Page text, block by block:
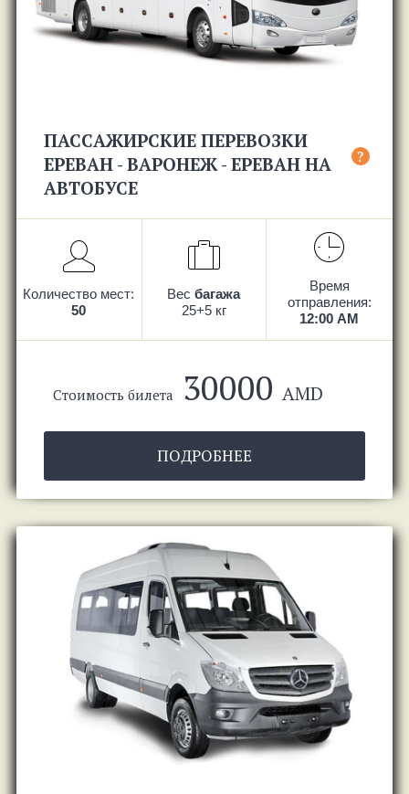
ПАССАЖИРСКИЕ ПЕРЕВОЗКИ
ЕРЕВАН - ВАРОНЕЖ - ЕРЕВАН НА
АВТОБУСЕ
?
Количество мест:
50
Весбагажа
25+5 кг
Время
отправления:
12:00 AM
Стоимость билета 30000 AMD
ПОДРОБНЕЕ